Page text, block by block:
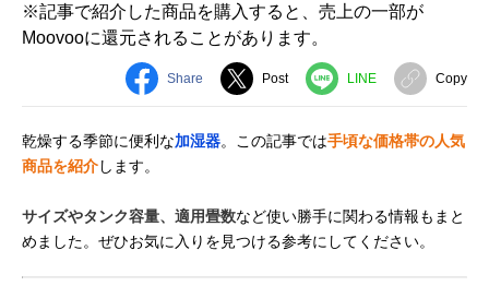
※記事で紹介した商品を購入すると、売上の一部が
Moovooに還元されることがあります。
Share Post LINE Copy
乾燥する季節に便利な加湿器。この記事では手頃な価格帯の人気
商品を紹介します。
サイズやタンク容量、適用畳数など使い勝手に関わる情報もまと
めました。ぜひお気に入りを見つける参考にしてください。